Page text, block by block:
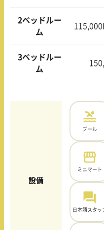
2ベッドルー
ム
3ベッドルー
ム
設備
プール
ミニマート
日本語スタッ